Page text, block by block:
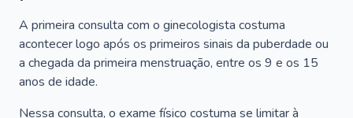
A primeira consulta com o ginecologista costuma
acontecer logo após os primeiros sinais da puberdade ou
a chegada da primeira menstruação, entre os 9 e os 15
anos de idade.
Nessa consulta, o exame físico costuma se limitar à